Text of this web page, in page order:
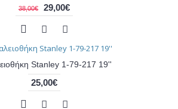
38,00€ 29,00€
Stanley 1-79-217 19''
25,00€